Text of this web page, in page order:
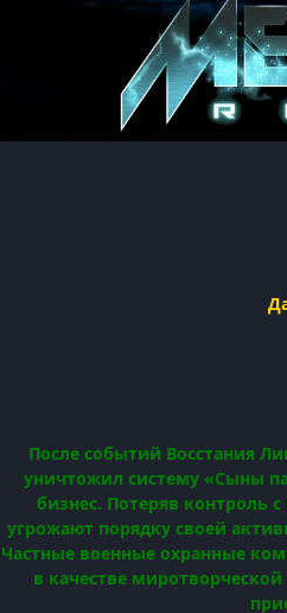
После событий Восстания
уничтожил систему «Сыны
бизнес. Потеряв контроль
угрожают порядку своей
Частные военные охранные
в качестве